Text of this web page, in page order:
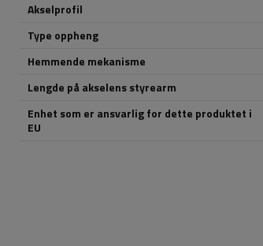
Akselprofil
Type oppheng
Hemmende mekanisme
Lengde på akselens styrearm
Enhet som er ansvarlig for dette produktet i
EU